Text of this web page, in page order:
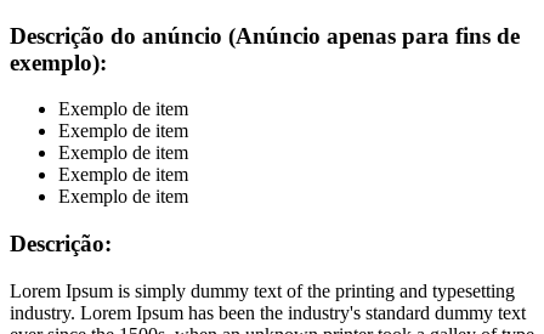
Descrição do anúncio (Anúncio apenas para fins de
exemplo):
Exemplo de item
Exemplo de item
Exemplo de item
Exemplo de item
Exemplo de item
Descrição:
Lorem Ipsum is simply dummy text of the printing and typesetting
industry. Lorem Ipsum has been the industry's standard dummy text